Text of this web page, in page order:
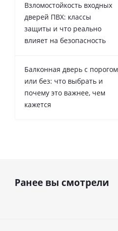
Взломостойкость входных
дверей ПВХ: классы
защиты и что реально
влияет на безопасность
Балконная дверь с порогом
или без: что выбрать и
почему это важнее, чем
кажется
Ранее вы смотрели